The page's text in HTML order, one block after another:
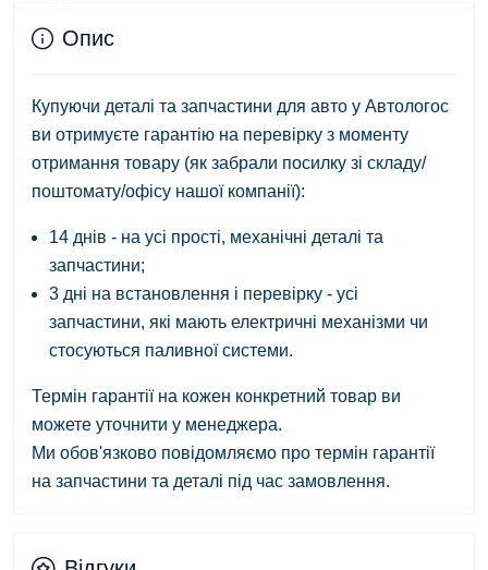
Опис
Купуючи деталі та запчастини для авто у Автологос
ви отримуєте гарантію на перевірку з моменту
отримання товару (як забрали посилку зі складу/
поштомату/офісу нашої компанії):
14 днів - на усі прості, механічні деталі та
запчастини;
3 дні на встановлення і перевірку - усі
запчастини, які мають електричні механізми чи
стосуються паливної системи.
Термін гарантії на кожен конкретний товар ви
можете уточнити у менеджера.
Ми обов'язково повідомляємо про термін гарантії
на запчастини та деталі під час замовлення.